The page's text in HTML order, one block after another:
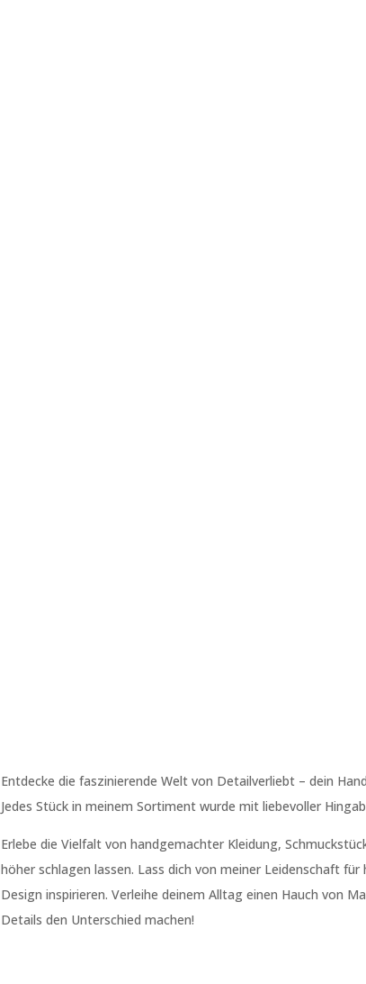
Entdecke die faszinierende Welt von Detailverliebt – dein
Jedes Stück in meinem Sortiment wurde mit liebevoller
Erlebe die Vielfalt von handgemachter Kleidung,
höher schlagen lassen. Lass dich von meiner Leidenschaft
Design inspirieren. Verleihe deinem Alltag einen Hauch von
Details den Unterschied machen!